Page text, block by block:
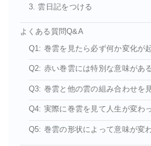
3. 雲日記をつける
よくある質問Q&A
Q1: 巻雲を見たら必ず何か変化が
Q2: 赤い巻雲には特別な意味があ
Q3: 巻雲と他の雲の組み合わせを
Q4: 実際に巻雲を見て人生が変わ
Q5: 巻雲の形状によって意味が変